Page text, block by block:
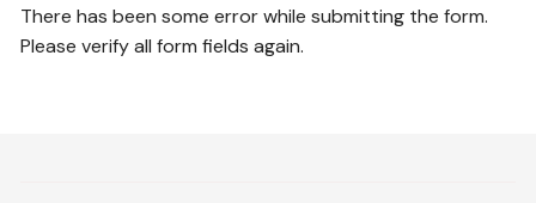
There has been some error while submitting the form.
Please verify all form fields again.